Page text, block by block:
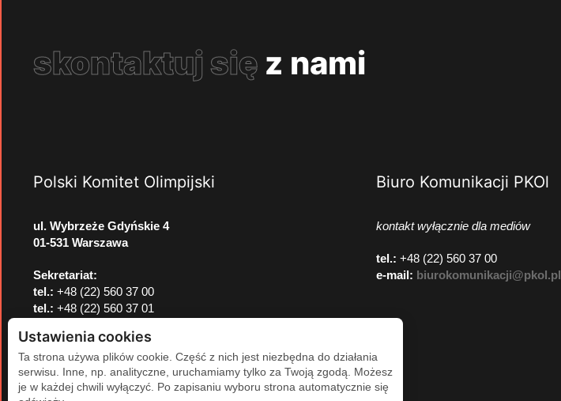
skontaktuj się z nami
Polski Komitet Olimpijski
ul. Wybrzeże Gdyńskie 4
01-531 Warszawa
Sekretariat:
tel.: +48 (22) 560 37 00
tel.: +48 (22) 560 37 01
Biuro Komunikacji PKOl
kontakt wyłącznie dla mediów
tel.: +48 (22) 560 37 00
e-mail: biurokomunikacji@pkol.pl
Ustawienia cookies
Ta strona używa plików cookie. Część z nich jest niezbędna do działania
serwisu. Inne, np. analityczne, uruchamiamy tylko za Twoją zgodą. Możesz
je w każdej chwili wyłączyć. Po zapisaniu wyboru strona automatycznie się